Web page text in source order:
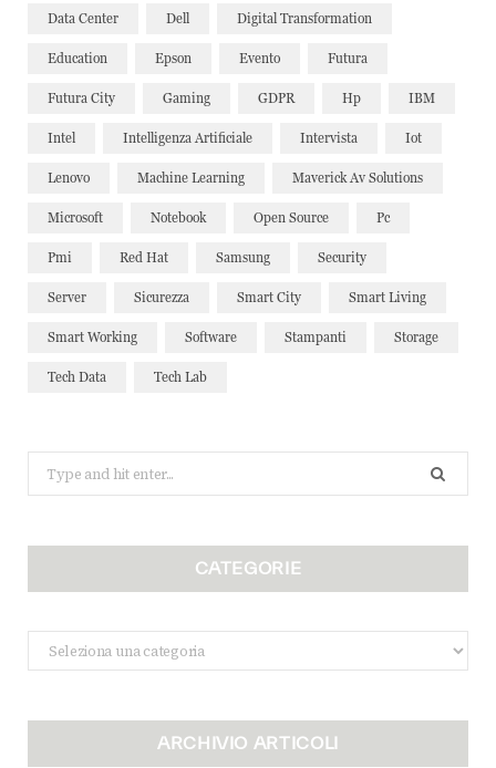
Data Center Dell Digital Transformation
Education Epson Evento Futura
Futura City Gaming GDPR Hp IBM
Intel Intelligenza Artificiale Intervista Iot
Lenovo Machine Learning Maverick Av Solutions
Microsoft Notebook Open Source Pc
Pmi Red Hat Samsung Security
Server Sicurezza Smart City Smart Living
Smart Working Software Stampanti Storage
Tech Data Tech Lab
for:
CATEGORIE
Categorie
ARCHIVIO ARTICOLI